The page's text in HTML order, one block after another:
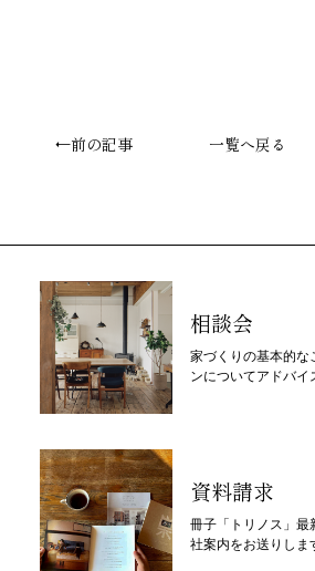
←前の記事 一覧へ戻る
相談会
家づくりの基本的な
ンについてアドバイ
資料請求
冊子「トリノス」最
社案内をお送りしま